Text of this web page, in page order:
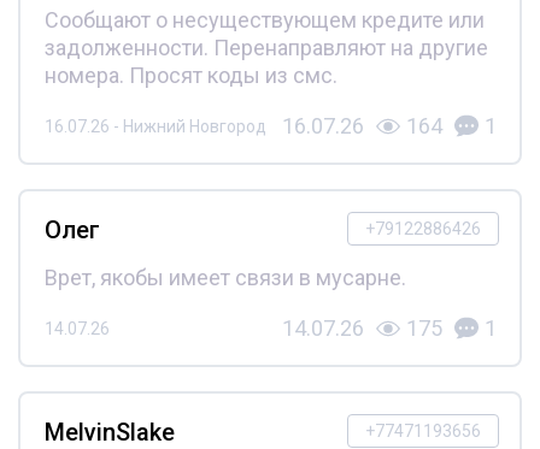
Сообщают о несуществующем кредите или
задолженности. Перенаправляют на другие
номера. Просят коды из смс.
16.07.26 - Нижний Новгород 16.07.26 164 1
+79122886426
Олег
Врет, якобы имеет связи в мусарне.
14.07.26 14.07.26 175 1
+77471193656
MelvinSlake